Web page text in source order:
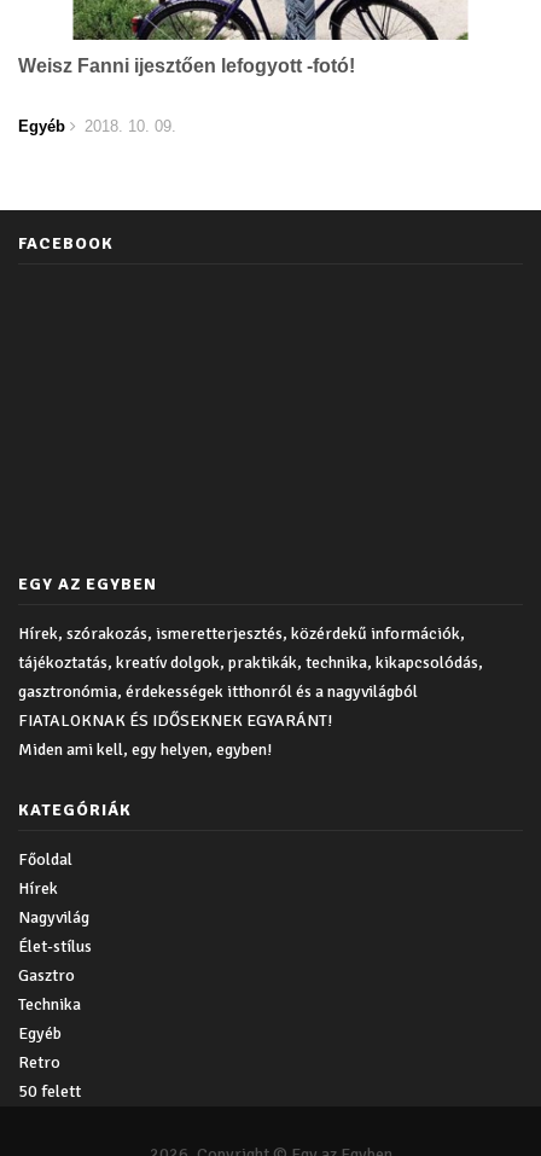
Weisz Fanni ijesztően lefogyott -fotó!
Egyéb 2018. 10. 09.
FACEBOOK
EGY AZ EGYBEN
Hírek, szórakozás, ismeretterjesztés, közérdekű információk,
tájékoztatás, kreatív dolgok, praktikák, technika, kikapcsolódás,
gasztronómia, érdekességek itthonról és a nagyvilágból
FIATALOKNAK ÉS IDŐSEKNEK EGYARÁNT!
Miden ami kell, egy helyen, egyben!
KATEGÓRIÁK
Főoldal
Hírek
Nagyvilág
Élet-stílus
Gasztro
Technika
Egyéb
Retro
50 felett